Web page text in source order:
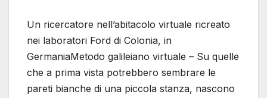
Un ricercatore nell’abitacolo virtuale ricreato
nei laboratori Ford di Colonia, in
GermaniaMetodo galileiano virtuale – Su quelle
che a prima vista potrebbero sembrare le
pareti bianche di una piccola stanza, nascono